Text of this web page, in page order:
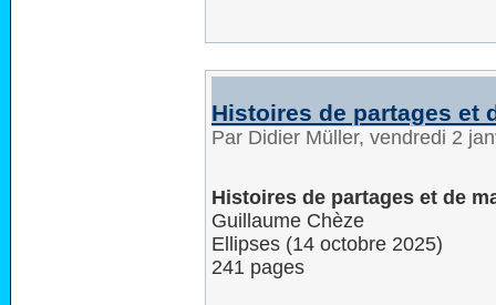
Histoires de partages et
Par Didier Müller, vendredi 2
Histoires de partages et de
Guillaume Chèze
Ellipses (14 octobre 2025)
241 pages